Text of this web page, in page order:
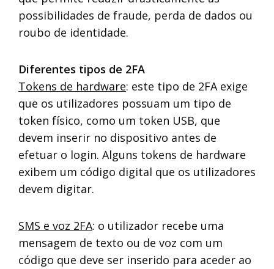
possibilidades de fraude, perda de dados ou
roubo de identidade.
Diferentes tipos de 2FA
Tokens de hardware: este tipo de 2FA exige
que os utilizadores possuam um tipo de
token físico, como um token USB, que
devem inserir no dispositivo antes de
efetuar o login. Alguns tokens de hardware
exibem um código digital que os utilizadores
devem digitar.
SMS e voz 2FA: o utilizador recebe uma
mensagem de texto ou de voz com um
código que deve ser inserido para aceder ao